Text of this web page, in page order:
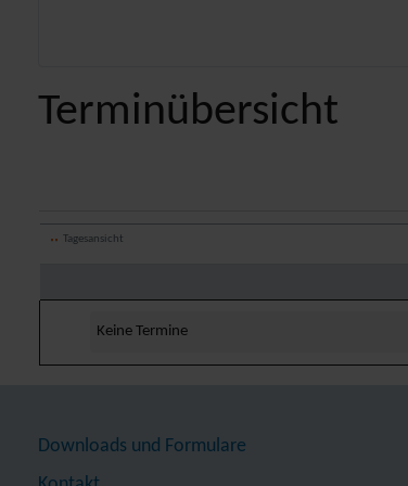
Terminübersicht
Tagesansicht
Keine Termine
Downloads und Formulare